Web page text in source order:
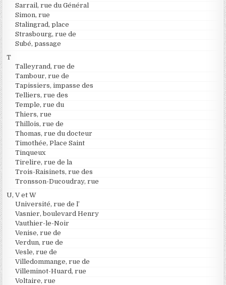
Sarrail, rue du Général
Simon, rue
Stalingrad, place
Strasbourg, rue de
Subé, passage
T
Talleyrand, rue de
Tambour, rue de
Tapissiers, impasse des
Telliers, rue des
Temple, rue du
Thiers, rue
Thillois, rue de
Thomas, rue du docteur
Timothée, Place Saint
Tinqueux
Tirelire, rue de la
Trois-Raisinets, rue des
Tronsson-Ducoudray, rue
U, V et W
Université, rue de l’
Vasnier, boulevard Henry
Vauthier-le-Noir
Venise, rue de
Verdun, rue de
Vesle, rue de
Villedommange, rue de
Villeminot-Huard, rue
Voltaire, rue